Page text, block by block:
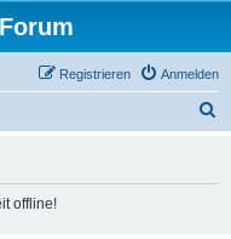
Anmelden
Registrieren
offline!